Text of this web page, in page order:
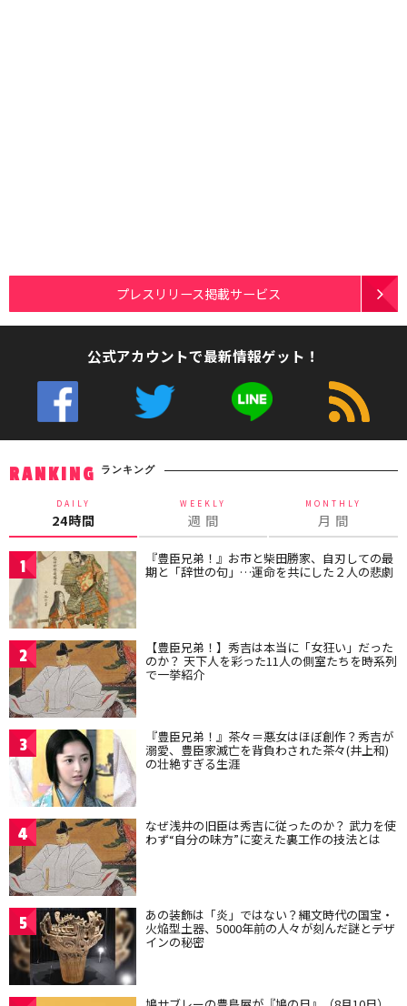
プレスリリース掲載サービス
公式アカウントで最新情報ゲット！
RANKING ランキング
DAILY
24時間
WEEKLY
週 間
MONTHLY
月 間
1 『豊臣兄弟！』お市と柴田勝家、自刃しての最
期と「辞世の句」…運命を共にした２人の悲劇
2 【豊臣兄弟！】秀吉は本当に「女狂い」だった
のか？ 天下人を彩った11人の側室たちを時系列
で一挙紹介
3 『豊臣兄弟！』茶々＝悪女はほぼ創作？秀吉が
溺愛、豊臣家滅亡を背負わされた茶々(井上和)
の壮絶すぎる生涯
4 なぜ浅井の旧臣は秀吉に従ったのか？ 武力を使
わず“自分の味方”に変えた裏工作の技法とは
5 あの装飾は「炎」ではない？縄文時代の国宝・
火焔型土器、5000年前の人々が刻んだ謎とデザ
インの秘密